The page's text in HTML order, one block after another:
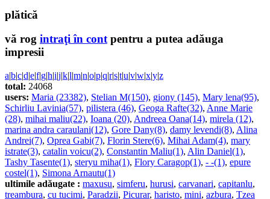
plătică
vă rog intraţi în contpentru a putea adăuga
impresii
a|b|c|d|e|f|g|h|i|j|k|l|m|n|o|p|q|r|s|t|u|v|w|x|y|z
total: 24068
users: Maria (23382), Stelian M(150), giony (145), Mary lena(95),
Schirliu Lavinia(57), pilistera (46), Geoga Rafte(32), Anne Marie
(28), mihai maliu(22), Ioana (20), Andreea Oana(14), mirela (12),
marina andra caraulani(12), Gore Dany(8), damy levendi(8), Alina
Andrei(7), Oprea Gabi(7), Florin Stere(6), Mihai Adam(4), mary
istrate(3), catalin voicu(2), Constantin Maliu(1), Alin Daniel(1),
Tashy Tasente(1), steryu miha(1), Flory Caragop(1), - -(1), epure
costel(1), Simona Arnautu(1)
ultimile adăugate : maxusu, simferu, hurusi, carvanari, capitanlu,
treambura, cu tucimi, Paradzii, Picurar, haristo, mini, azbura, Tzea